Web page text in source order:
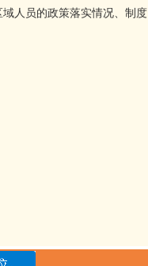
人员的政策落实情况、制度